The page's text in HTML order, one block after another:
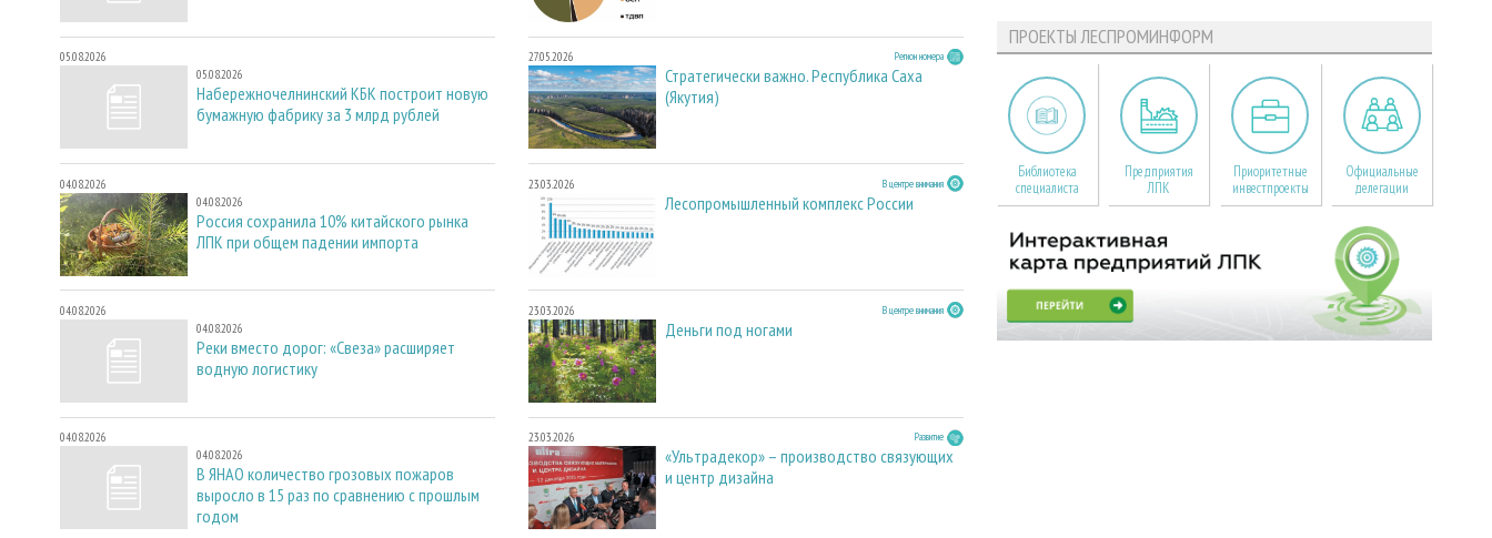
05.08.2026
05.08.2026
Набережночелнинский КБК построит новую
бумажную фабрику за 3 млрд рублей
04.08.2026
04.08.2026
Россия сохранила 10% китайского рынка
ЛПК при общем падении импорта
04.08.2026
04.08.2026
Реки вместо дорог: «Свеза» расширяет
водную логистику
04.08.2026
04.08.2026
В ЯНАО количество грозовых пожаров
выросло в 15 раз по сравнению с прошлым
годом
27.05.2026 Регион номера
Стратегически важно. Республика Саха
(Якутия)
23.03.2026 В центре внимания
Лесопромышленный комплекс России
23.03.2026 В центре внимания
Деньги под ногами
23.03.2026 Развитие
«Ультрадекор» – производство связующих
и центр дизайна
ПРОЕКТЫ ЛЕСПРОМИНФОРМ
Библиотека
специалиста
Предприятия
ЛПК
Приоритетные
инвестпроекты
Официальные
делегации